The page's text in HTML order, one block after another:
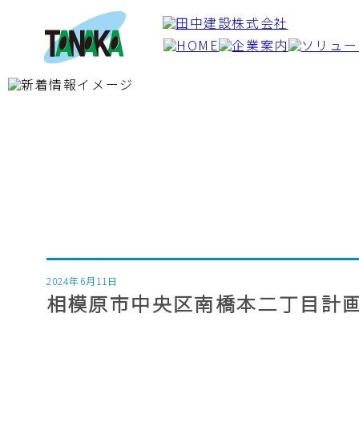
田中建設株式会社
2024年6月11日
相模原市中央区南橋本二丁目計